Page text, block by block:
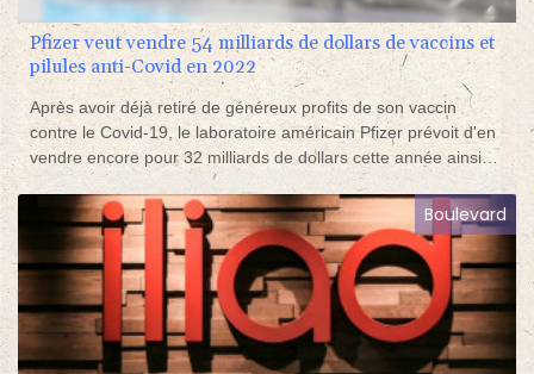
Pfizer veut vendre 54 milliards de dollars de vaccins et
pilules anti-Covid en 2022
Après avoir déjà retiré de généreux profits de son vaccin
contre le Covid-19, le laboratoire américain Pfizer prévoit d'en
vendre encore pour 32 milliards de dollars cette année ainsi
que pour 22 milliards de dollars de sa pilule destinée à traiter
le virus.
Boulevard